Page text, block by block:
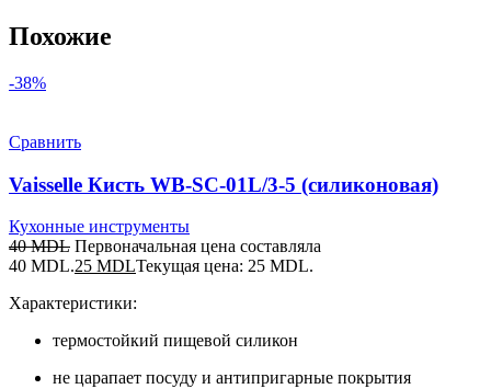
Похожие
-38%
Сравнить
Vaisselle Кисть WB-SC-01L/3-5 (силиконовая)
Кухонные инструменты
40MDL Первоначальная цена составляла
40 MDL.25 MDLТекущая цена: 25 MDL.
Характеристики:
термостойкий пищевой силикон
не царапает посуду и антипригарные покрытия